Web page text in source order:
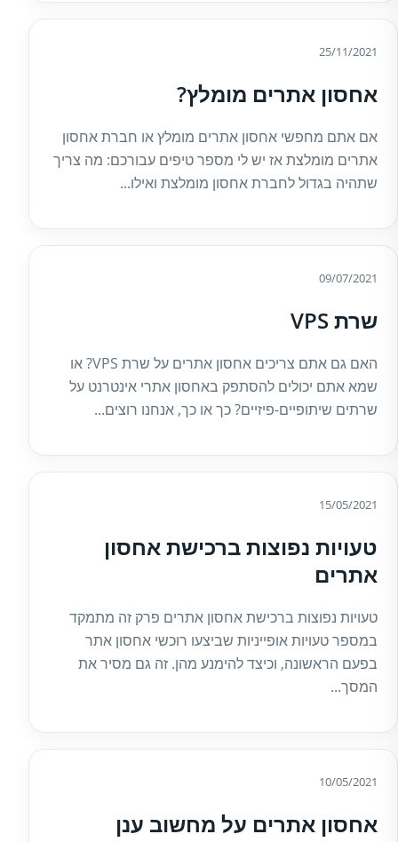
25/11/2021
אחסון אתרים מומלץ?
אם אתם מחפשי אחסון אתרים מומלץ או חברת אחסון
אתרים מומלצת אז יש לי מספר טיפים עבורכם: מה צריך
שתהיה בגדול לחברת אחסון מומלצת ואילו...
09/07/2021
שרת VPS
האם גם אתם צריכים אחסון אתרים על שרת VPS? או
שמא אתם יכולים להסתפק באחסון אתרי אינטרנט על
שרתים שיתופיים-פיזיים? כך או כך, אנחנו רוצים...
15/05/2021
טעויות נפוצות ברכישת אחסון
אתרים
טעויות נפוצות ברכישת אחסון אתרים פרק זה מתמקד
במספר טעויות אופייניות שביצעו רוכשי אחסון אתר
בפעם הראשונה, וכיצד להימנע מהן. זה גם מסיר את
המסך...
10/05/2021
אחסון אתרים על מחשוב ענן